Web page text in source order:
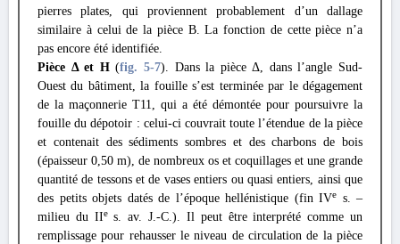
pierres plates, qui proviennent probablement d’un dallage
similaire à celui de la pièce B. La fonction de cette pièce n’a
pas encore été identifiée.
Pièce Δ et H(fig. 5-7). Dans la pièce Δ, dans l’angle Sud-
Ouest du bâtiment, la fouille s’est terminée par le dégagement
de la maçonnerie T11, qui a été démontée pour poursuivre la
fouille du dépotoir : celui-ci couvrait toute l’étendue de la pièce
et contenait des sédiments sombres et des charbons de bois
(épaisseur 0,50 m), de nombreux os et coquillages et une grande
quantité de tessons et de vases entiers ou quasi entiers, ainsi que
des petits objets datés de l’époque hellénistique (fin IVe
s. –
milieu du IIes. av. J.-C.). Il peut être interprété comme un
remplissage pour rehausser le niveau de circulation de la pièce